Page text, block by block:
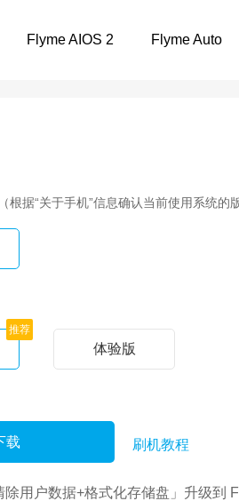
Flyme AIOS 2 Flyme Auto
根据“关于手机”信息确认当前使用系统的
推荐
体验版
载 刷机教程
除用户数据+格式化存储盘」升级到